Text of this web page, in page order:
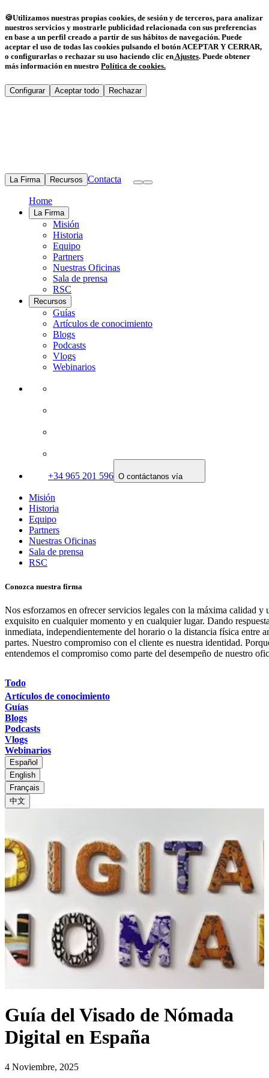
🍪Utilizamos nuestras propias cookies, de sesión y de terceros, para analizar
nuestros servicios y mostrarle publicidad relacionada con sus preferencias
en base a un perfil creado a partir de sus hábitos de navegación. Puede
aceptar el uso de todas las cookies pulsando el botón ACEPTAR Y CERRAR,
o configurarlas o rechazar su uso haciendo clic enAjustes. Puede obtener
más información en nuestro Política de cookies.
Configurar Aceptar todo Rechazar
La Firma Recursos Contacta
Home
La Firma
Misión
Historia
Equipo
Partners
Nuestras Oficinas
Sala de prensa
RSC
Recursos
Guías
Artículos de conocimiento
Blogs
Podcasts
Vlogs
Webinarios
+34 965 201 596 O contáctanos vía
Misión
Historia
Equipo
Partners
Nuestras Oficinas
Sala de prensa
RSC
Conozca nuestra firma
Nos esforzamos en ofrecer servicios legales con la máxima calidad y
exquisito en cualquier momento y en cualquier lugar. Dando
inmediata, independientemente del horario o la distancia física entre
partes. Nuestro compromiso con el cliente es nuestra identidad.
entendemos el compromiso como parte del desempeño de nuestro
Todo
Artículos de conocimiento
Guías
Blogs
Podcasts
Vlogs
Webinarios
Español
English
Français
中文
Guía del Visado de Nómada
Digital en España
4 Noviembre, 2025